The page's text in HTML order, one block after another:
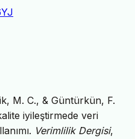
M. C., & Güntürkün, F.
iyileştirmede veri
Verimlilik Dergisi,